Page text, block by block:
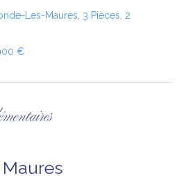
Les-Maures, 3 Pièces, 2
€